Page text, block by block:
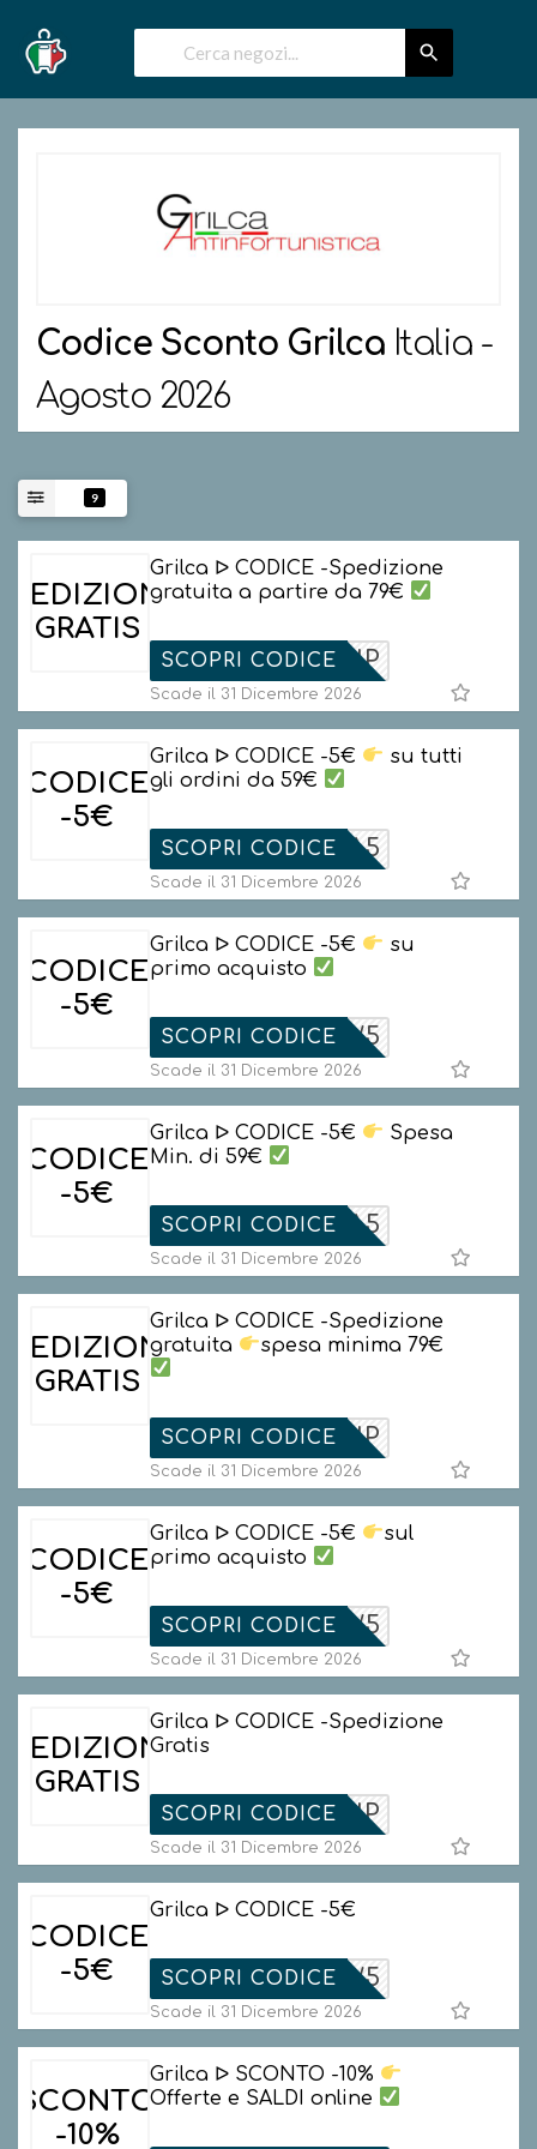
Codice Sconto Grilca Italia -
Agosto 2026
9
GRATIS
Grilca ᐅ CODICE -Spedizione
gratuita a partire da 79€
FREESHIP
SCOPRI CODICE
Scade il 31 Dicembre 2026
CODICE
-5€
Grilca ᐅ CODICE -5€
su tutti
gli ordini da 59€
GRILCA5
SCOPRI CODICE
Scade il 31 Dicembre 2026
CODICE
-5€
Grilca ᐅ CODICE -5€
su
primo acquisto
NEW5
SCOPRI CODICE
Scade il 31 Dicembre 2026
CODICE
-5€
Grilca ᐅ CODICE -5€
Spesa
Min. di 59€
GRILCA5
SCOPRI CODICE
Scade il 31 Dicembre 2026
GRATIS
Grilca ᐅ CODICE -Spedizione
gratuita
spesa minima 79€
FREESHIP
SCOPRI CODICE
Scade il 31 Dicembre 2026
CODICE
-5€
Grilca ᐅ CODICE -5€
sul
primo acquisto
NEW5
SCOPRI CODICE
Scade il 31 Dicembre 2026
GRATIS
Grilca ᐅ CODICE -Spedizione
Gratis
FREESHIP
SCOPRI CODICE
Scade il 31 Dicembre 2026
CODICE
-5€
Grilca ᐅ CODICE -5€
NEW5
SCOPRI CODICE
Scade il 31 Dicembre 2026
SCONTO
-10%
Grilca ᐅ SCONTO -10%
Offerte e SALDI online